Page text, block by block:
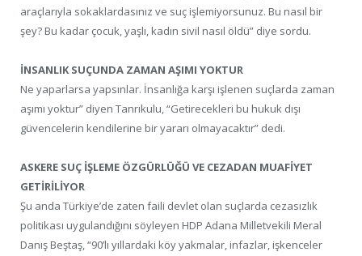
araçlarıyla sokaklardasınız ve suç işlemiyorsunuz. Bu nasıl bir
şey? Bu kadar çocuk, yaşlı, kadın sivil nasıl öldü” diye sordu.
İNSANLIK SUÇUNDA ZAMAN AŞIMI YOKTUR
Ne yaparlarsa yapsınlar. İnsanlığa karşı işlenen suçlarda zaman
aşımı yoktur” diyen Tanrıkulu, “Getirecekleri bu hukuk dışı
güvencelerin kendilerine bir yararı olmayacaktır” dedi.
ASKERE SUÇ İŞLEME ÖZGÜRLÜĞÜ VE CEZADAN MUAFİYET
GETİRİLİYOR
Şu anda Türkiye’de zaten faili devlet olan suçlarda cezasızlık
politikası uygulandığını söyleyen HDP Adana Milletvekili Meral
Danış Beştaş, “90’lı yıllardaki köy yakmalar, infazlar, işkenceler